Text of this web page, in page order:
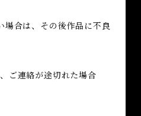
場合は、その後作品に不良
ご連絡が途切れた場合